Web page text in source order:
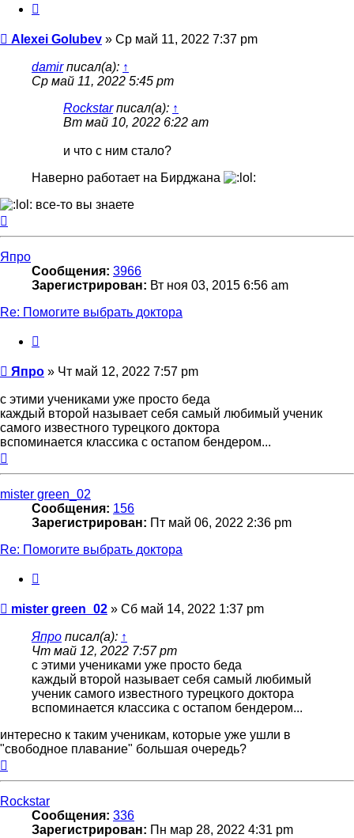
Сообщение
Alexei Golubev » Ср май 11, 2022 7:37 pm
damirписал(а): ↑
Ср май 11, 2022 5:45 pm
Rockstarписал(а): ↑
Вт май 10, 2022 6:22 am
и что с ним стало?
Наверно работает на Бирджана
все-то вы знаете
Япро
Сообщения: 3966
Зарегистрирован: Вт ноя 03, 2015 6:56 am
Re: Помогите выбрать доктора
Сообщение
Япро » Чт май 12, 2022 7:57 pm
с этими учениками уже просто беда
каждый второй называет себя самый любимый ученик
самого известного турецкого доктора
вспоминается классика с остапом бендером...
mister green_02
Сообщения: 156
Зарегистрирован: Пт май 06, 2022 2:36 pm
Re: Помогите выбрать доктора
Сообщение
mister green_02 » Сб май 14, 2022 1:37 pm
Япро писал(а): ↑
Чт май 12, 2022 7:57 pm
с этими учениками уже просто беда
каждый второй называет себя самый любимый
ученик самого известного турецкого доктора
вспоминается классика с остапом бендером...
интересно к таким ученикам, которые уже ушли в
"свободное плавание" большая очередь?
Rockstar
Сообщения: 336
Зарегистрирован: Пн мар 28, 2022 4:31 pm